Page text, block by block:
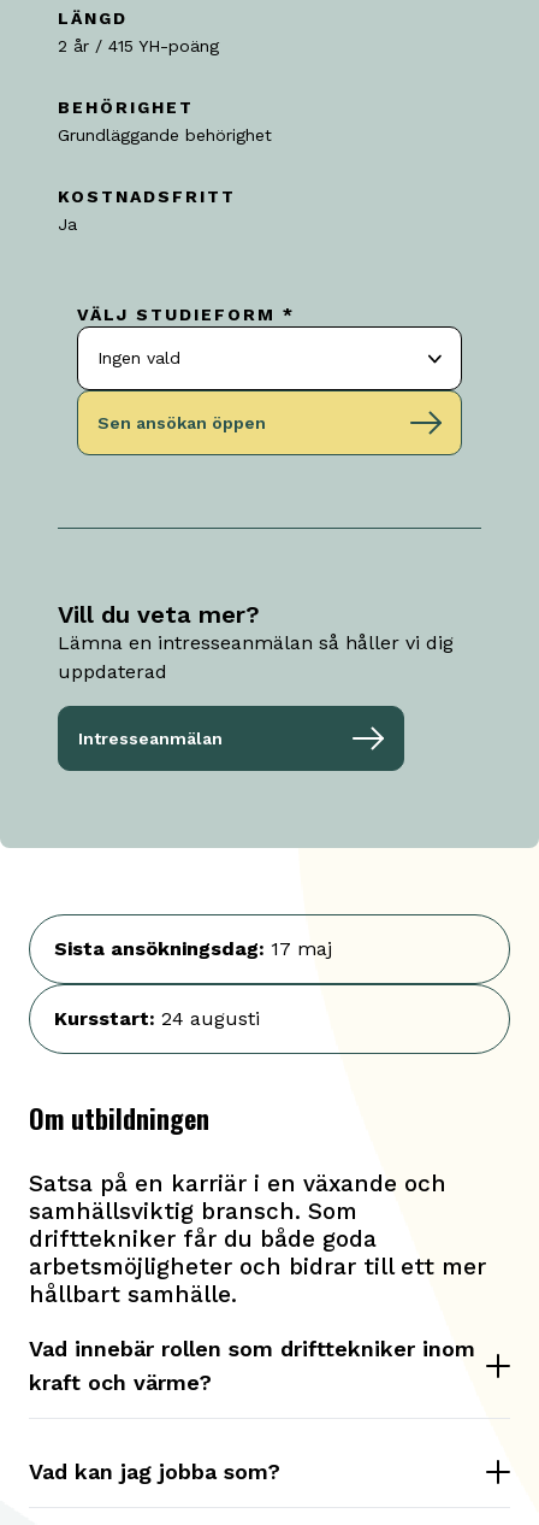
LÄNGD
2 år / 415 YH-poäng
BEHÖRIGHET
Grundläggande behörighet
KOSTNADSFRITT
Ja
VÄLJ STUDIEFORM *
Ingen vald
Sen ansökan öppen
Vill du veta mer?
Lämna en intresseanmälan så håller vi dig
uppdaterad
Intresseanmälan
Sista ansökningsdag: 17 maj
Kursstart: 24 augusti
Om utbildningen
Satsa på en karriär i en växande och
samhällsviktig bransch. Som
drifttekniker får du både goda
arbetsmöjligheter och bidrar till ett mer
hållbart samhälle.
Vad innebär rollen som drifttekniker inom
kraft och värme?
Vad kan jag jobba som?